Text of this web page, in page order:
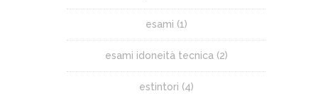
esami (1)
esami idoneità tecnica (2)
estintori (4)